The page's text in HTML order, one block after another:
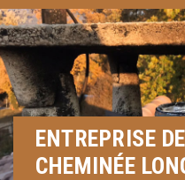
ENTREPRISE
CHEMINÉE